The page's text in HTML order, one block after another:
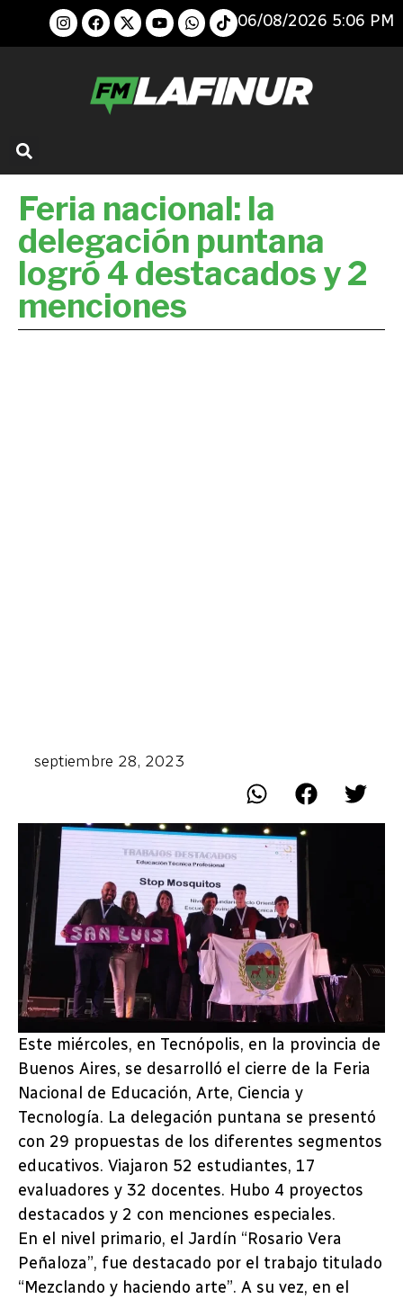
06/08/2026 5:06 PM
Feria nacional: la
delegación puntana
logró 4 destacados y 2
menciones
septiembre 28, 2023
Este miércoles, en Tecnópolis, en la provincia de
Buenos Aires, se desarrolló el cierre de la Feria
Nacional de Educación, Arte, Ciencia y
Tecnología. La delegación puntana se presentó
con 29 propuestas de los diferentes segmentos
educativos. Viajaron 52 estudiantes, 17
evaluadores y 32 docentes. Hubo 4 proyectos
destacados y 2 con menciones especiales.
En el nivel primario, el Jardín “Rosario Vera
Peñaloza”, fue destacado por el trabajo titulado
“Mezclando y haciendo arte”. A su vez, en el